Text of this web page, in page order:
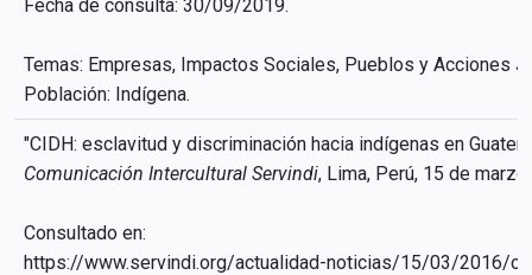
Fecha de consulta: 30/09/2019.
Temas: Empresas, Impactos Sociales, Pueblos y Acciones
Población: Indígena.
"CIDH: esclavitud y discriminación hacia indígenas en
Comunicación Intercultural Servindi, Lima, Perú, 15 de
Consultado en:
https://www.servindi.org/actualidad-noticias/15/03/2016/